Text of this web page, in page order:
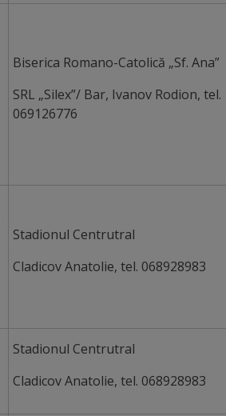
Biserica Romano-Catolică „Sf. Ana”
SRL „Silex”/ Bar, Ivanov Rodion, tel.
069126776
Stadionul Centrutral
Cladicov Anatolie, tel. 068928983
Stadionul Centrutral
Cladicov Anatolie, tel. 068928983